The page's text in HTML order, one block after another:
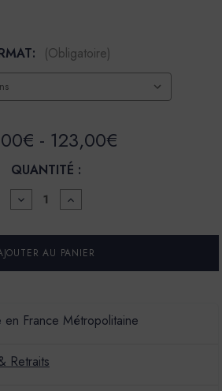
(Obligatoire)
- 123,00€
QUANTITÉ :
DIMINUER
LA
POUR
PEINTURE
-
COULEUR
CRASSULA
AUGMENTER
LA
POUR
PEINTURE
-
COULEUR
CRASSULA
en France Métropolitaine
Retraits